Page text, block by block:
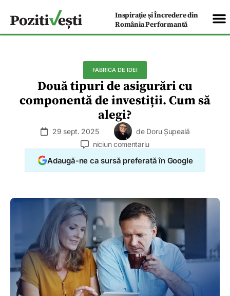
Inspirație și Încredere din
România Performantă
FABRICA DE IDEI
Două tipuri de asigurări cu
componentă de investiții. Cum să
alegi?
29 sept. 2025 deDoru Șupeală
niciun comentariu
Adaugă-ne ca sursă preferată în Google